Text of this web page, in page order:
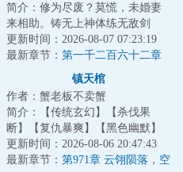
简介：修为尽废？莫慌，未婚妻
来相助。铸无上神体练无敌剑
道，斩天骄荡神魔。试问诸天万
界，谁可抵我剑锋...
更新时间：2026-08-07 07:23:19
最新章节： 第一千二百六十二章
这是你的遗言吗
镇天棺
作者：蟹老板不卖蟹
简介：【传统玄幻】【杀伐果
断】【复仇暴爽】【黑色幽默】
【多女主】秦无夜望着扑来的三
女帝，悲吼响彻混...
更新时间：2026-08-06 20:47:43
最新章节： 第971章 云翎陨落，空